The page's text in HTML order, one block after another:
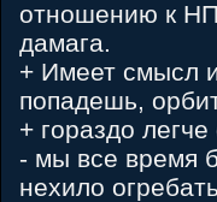
отношению к
дамага.
+ Имеет смысл
попадешь,
+ гораздо
- мы все время
нехило